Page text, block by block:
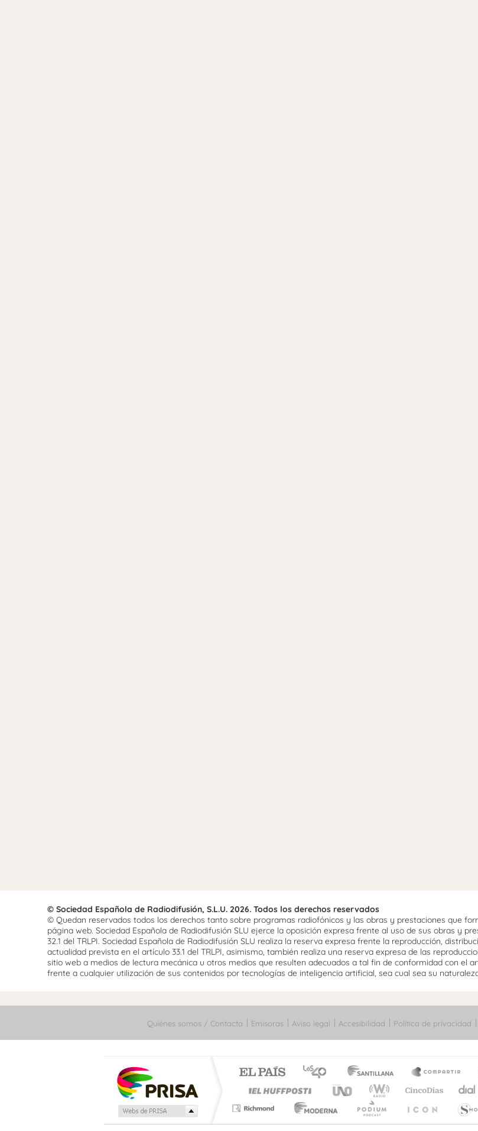
© Sociedad Española de Radiodifusión, S.L.U. 2026. Todos los derechos reservados
© Quedan reservados todos los derechos tanto sobre programas radiofónicos y las obras y prestaciones que
página web. Sociedad Española de Radiodifusión SLU ejerce la oposición expresa frente al uso de sus obras y
32.1 del TRLPI. Sociedad Española de Radiodifusión SLU realiza la reserva expresa frente la reproducción,
actualidad prevista en el artículo 33.1 del TRLPI, asimismo, también realiza una reserva expresa de las
sitio web a medios de lectura mecánica u otros medios que resulten adecuados a tal fin de conformidad con el
frente a cualquier utilización de sus contenidos por tecnologías de inteligencia artificial, sea cual sea su
Quiénes somos / Contacta Emisoras Aviso legal Accesibilidad Política de privacidad